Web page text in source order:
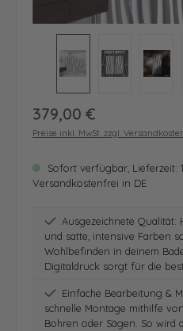
Regulärer Preis:
379,00 €
Preise inkl. MwSt. zzgl.
Sofort verfügbar, Lieferzeit:
Versandkostenfrei in DE
Ausgezeichnete Qualität:
und satte, intensive Farben
Wohlbefinden in deinem
Digitaldruck sorgt für die
Einfache Bearbeitung &
schnelle Montage mithilfe
Bohren oder Sägen. So wird